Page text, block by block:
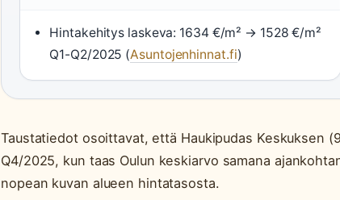
Hintakehitys laskeva: 1634 €/m² → 1528 €/m²
Q1-Q2/2025 (Asuntojenhinnat.fi)
Taustatiedot osoittavat, että Haukipudas Keskuksen
Q4/2025, kun taas Oulun keskiarvo samana
nopean kuvan alueen hintatasosta.